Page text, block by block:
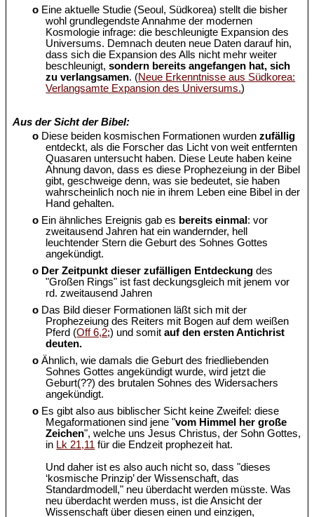
o Eine aktuelle Studie (Seoul, Südkorea) stellt die bisher
wohl grundlegendste Annahme der modernen
Kosmologie infrage: die beschleunigte Expansion des
Universums. Demnach deuten neue Daten darauf hin,
dass sich die Expansion des Alls nicht mehr weiter
beschleunigt,sondern bereits angefangen hat, sich
zu verlangsamen. (Neue Erkenntnisse aus Südkorea:
Verlangsamte Expansion des Universums.)
Aus der Sicht der Bibel:
o Diese beiden kosmischen Formationen wurdenzufällig
entdeckt, als die Forscher das Licht von weit entfernten
Quasaren untersucht haben. Diese Leute haben keine
Ahnung davon, dass es diese Prophezeiung in der Bibel
gibt, geschweige denn, was sie bedeutet, sie haben
wahrscheinlich noch nie in ihrem Leben eine Bibel in der
Hand gehalten.
o Ein ähnliches Ereignis gab es bereits einmal : vor
zweitausend Jahren hat ein wandernder, hell
leuchtender Stern die Geburt des Sohnes Gottes
angekündigt.
o Der Zeitpunkt dieser zufälligen Entdeckung des
"Großen Rings" ist fast deckungsgleich mit jenem vor
rd. zweitausend Jahren
o Das Bild dieser Formationen läßt sich mit der
Prophezeiung des Reiters mit Bogen auf dem weißen
Pferd (Off 6,2;) und somitauf den ersten Antichrist
deuten.
o Ähnlich, wie damals die Geburt des friedliebenden
Sohnes Gottes angekündigt wurde, wird jetzt die
Geburt(??) des brutalen Sohnes des Widersachers
angekündigt.
o Es gibt also aus biblischer Sicht keine Zweifel: diese
Megaformationen sind jene "vom Himmel her große
Zeichen", welche uns Jesus Christus, der Sohn Gottes,
in Lk 21,11 für die Endzeit prophezeit hat.
Und daher ist es also auch nicht so, dass "dieses
‘kosmische Prinzip’ der Wissenschaft, das
Standardmodell," neu überdacht werden müsste. Was
neu überdacht werden muss, ist die Ansicht der
Wissenschaft über diesen einen und einzigen,